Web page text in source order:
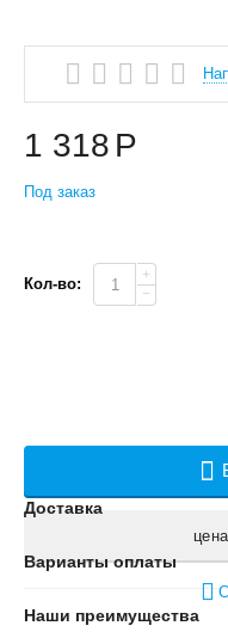
1 318 Р
Под заказ
Кол-во:
+
−
Доставка
Варианты оплаты
Наши преимущества